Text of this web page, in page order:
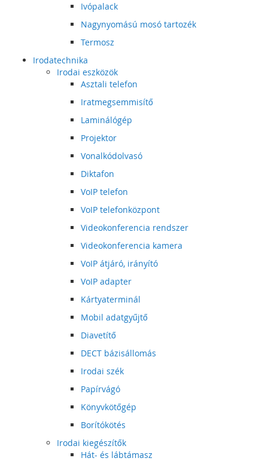
Ivópalack
Nagynyomású mosó tartozék
Termosz
Irodatechnika
Irodai eszközök
Asztali telefon
Iratmegsemmisítő
Laminálógép
Projektor
Vonalkódolvasó
Diktafon
VoIP telefon
VoIP telefonközpont
Videokonferencia rendszer
Videokonferencia kamera
VoIP átjáró, irányító
VoIP adapter
Kártyaterminál
Mobil adatgyűjtő
Diavetítő
DECT bázisállomás
Irodai szék
Papírvágó
Könyvkötőgép
Borítókötés
Irodai kiegészítők
Hát- és lábtámasz